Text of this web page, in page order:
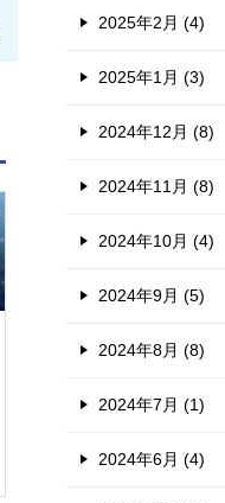
2025年2月 (4)
2025年1月 (3)
2024年12月 (8)
2024年11月 (8)
2024年10月 (4)
2024年9月 (5)
2024年8月 (8)
2024年7月 (1)
2024年6月 (4)